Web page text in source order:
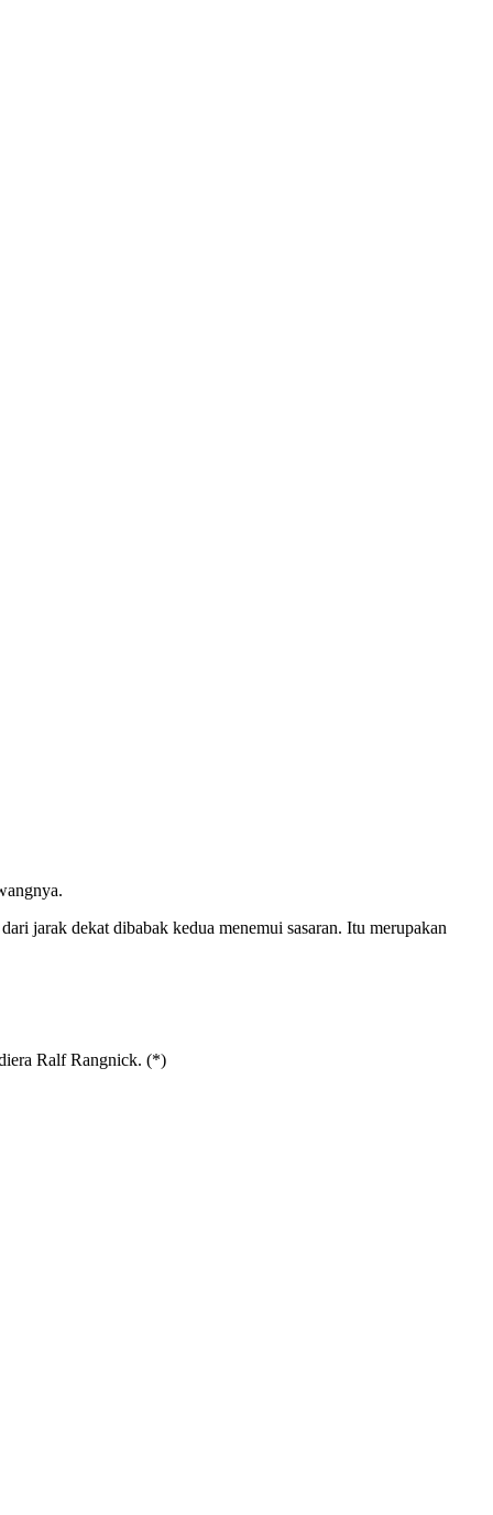
jarak dekat dibabak kedua menemui sasaran. Itu merupakan
Ralf Rangnick. (*)